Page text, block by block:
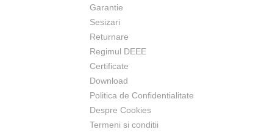
Garantie
Sesizari
Returnare
Regimul DEEE
Certificate
Download
Politica de Confidentialitate
Despre Cookies
Termeni si conditii